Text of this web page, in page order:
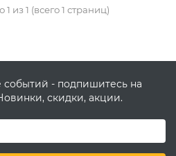
1 из 1 (всего 1 страниц)
событий - подпишитесь на
скидки, акции.